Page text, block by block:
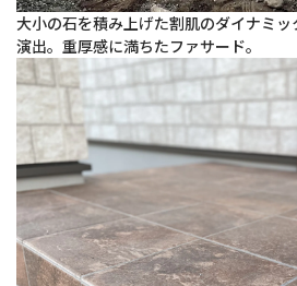
大小の石を積み上げた割肌のダイナミ
演出。重厚感に満ちたファサード。